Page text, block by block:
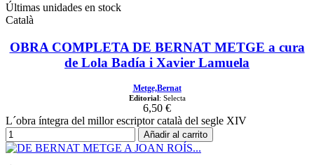
Últimas unidades en stock
Català
OBRA COMPLETA DE BERNAT METGE a cura
de Lola Badía i Xavier Lamuela
Metge,Bernat
Editorial : Selecta
6,50 €
L´obra íntegra del millor escriptor català del segle XIV
Añadir al carrito